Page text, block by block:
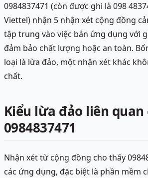
0984837471 (còn được ghi là 098
Viettel) nhận 5 nhận xét cộng đồng
tập trung vào việc bán ứng dụng với
đảm bảo chất lượng hoặc an toàn.
loại là lừa đảo, một nhận xét khác
chất.
Kiểu lừa đảo liên quan
0984837471
Nhận xét từ cộng đồng cho thấy
các ứng dụng, đặc biệt là phần mềm